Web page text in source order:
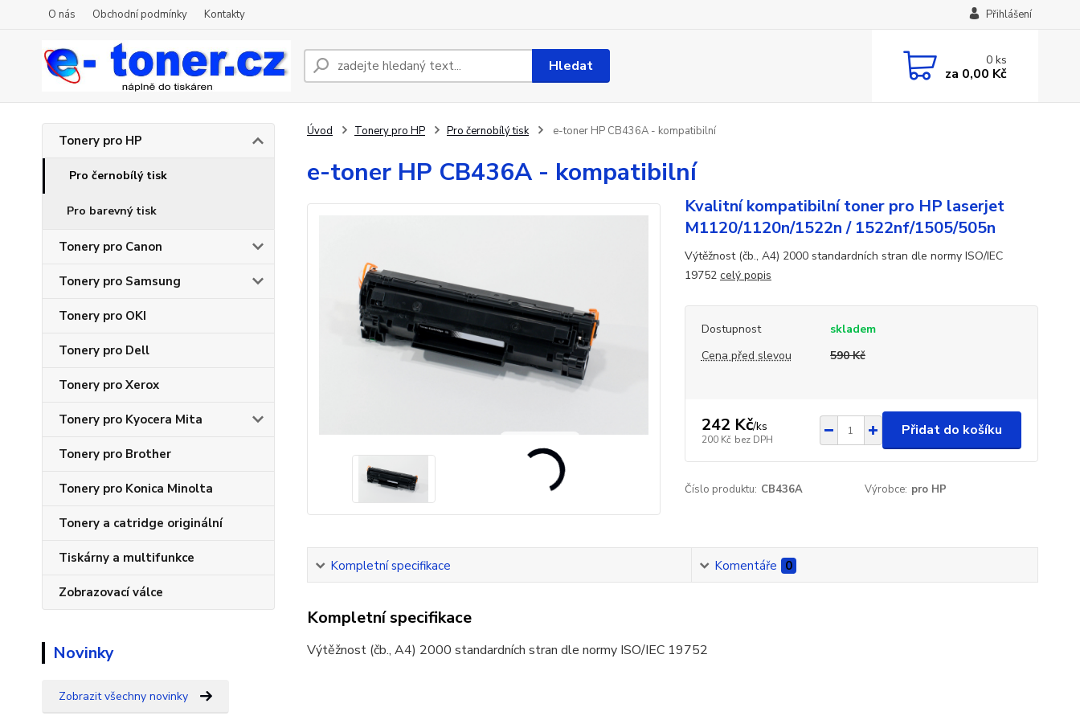
O nás Obchodní podmínky Kontakty Přihlášení
Hledat 0ks
za 0,00 Kč
Tonery pro HP
Pro černobílý tisk
Pro barevný tisk
Tonery pro Canon
Tonery pro Samsung
Tonery pro OKI
Tonery pro Dell
Tonery pro Xerox
Tonery pro Kyocera Mita
Tonery pro Brother
Tonery pro Konica Minolta
Tonery a catridge originální
Tiskárny a multifunkce
Zobrazovací válce
Novinky
Zobrazit všechny novinky
Úvod Tonery pro HP Pro černobílý tisk e-toner HP CB436A - kompatibilní
e-toner HP CB436A - kompatibilní
Kvalitní kompatibilní toner pro HP laserjet
M1120/1120n/1522n / 1522nf/1505/505n
Výtěžnost (čb., A4) 2000 standardních stran dle normy ISO/IEC
19752 celý popis
Dostupnost
skladem
Cena před slevou
590 Kč
242 Kč/ks
200 Kč bez DPH
Přidat do košíku
Číslo produktu: CB436A Výrobce: pro HP
Kompletní specifikace Komentáře 0
Kompletní specifikace
Výtěžnost (čb., A4) 2000 standardních stran dle normy ISO/IEC 19752